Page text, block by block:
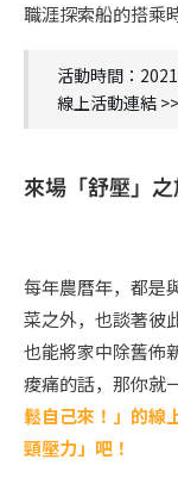
職涯探索船的搭乘
活動時間：
線上活動連結 >>
來場「舒壓」
每年農曆年，都是
菜之外，也談著彼
也能將家中除舊佈
痠痛的話，那你就
鬆自己來！」的線
頸壓力」吧！